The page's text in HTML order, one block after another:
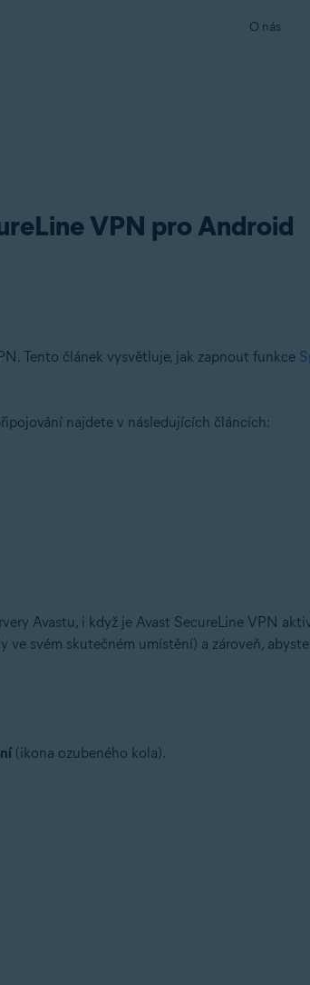
O nás
VPN pro Android
Tento článek vysvětluje, jak zapnout funkce
najdete v následujících článcích:
Avastu, i když je Avast SecureLine VPN
svém skutečném umístění) a zároveň,
(ikona ozubeného kola).